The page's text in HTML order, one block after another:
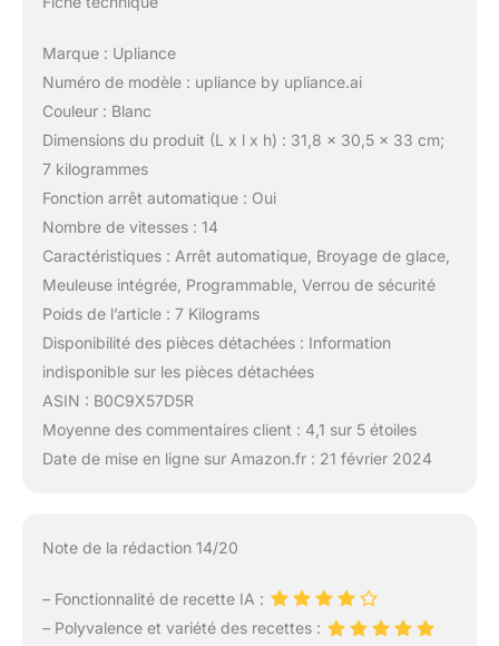
Marque : Upliance
Numéro de modèle : upliance by upliance.ai
Couleur : Blanc
Dimensions du produit (L x l x h) : 31,8 x 30,5 x 33 cm;
7 kilogrammes
Fonction arrêt automatique : Oui
Nombre de vitesses : 14
Caractéristiques : Arrêt automatique, Broyage de glace,
Meuleuse intégrée, Programmable, Verrou de sécurité
Poids de l’article : 7 Kilograms
Disponibilité des pièces détachées : Information
indisponible sur les pièces détachées
ASIN : B0C9X57D5R
Moyenne des commentaires client : 4,1 sur 5 étoiles
Date de mise en ligne sur Amazon.fr : 21 février 2024
Note de la rédaction 14/20
– Fonctionnalité de recette IA :
– Polyvalence et variété des recettes :